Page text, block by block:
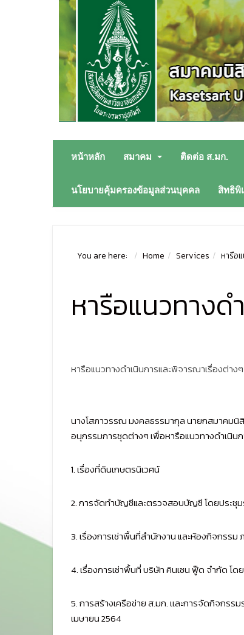
หน้าหลัก สมาคม ติดต่อ ส.มก.
นโยบายคุ้มครองข้อมูลส่วนบุคคล สิทธิพิ
You are here: Home Services หารือ
หารือแนวทางด
หารือแนวทางดำเนินการและพิจารณาเรื่องต่างๆ
นางโสภาวรรณ มงคลธรรมากุล นายกสมาคม
อนุกรรมการชุดต่างๆ เพื่อหารือแนวทางดำเนิน
1. เรื่องที่ดินเกษตรนิเวศน์
2. การจัดทำบัญชีและตรวจสอบบัญชี โดยประชุมร่
3. เรื่องการเช่าพื้นที่สำนักงาน และห้องกิจกรรม
4. เรื่องการเช่าพื้นที่ บริษัท คินเซน ฟู๊ด จำกัด โด
5. การสร้างเครือข่าย ส.มก. เเละการจัดกิจกร
เมษายน 2564